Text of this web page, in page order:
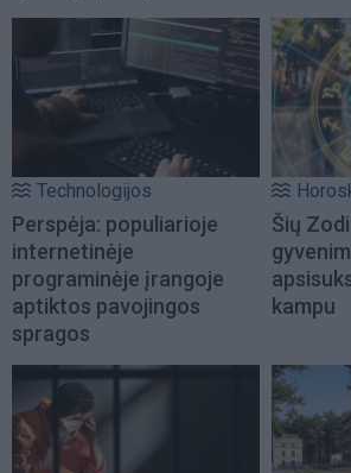
Technologijos
Perspėja: populiarioje
internetinėje
programinėje įrangoje
aptiktos pavojingos
spragos
Šių
kampu